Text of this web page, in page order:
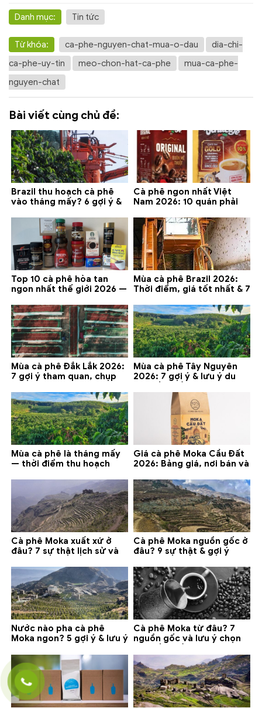
Danh mục: Tin tức
Từ khóa: ca-phe-nguyen-chat-mua-o-dau
dia-chi-
ca-phe-uy-tin
meo-chon-hat-ca-phe
mua-ca-phe-
nguyen-chat
Bài viết cùng chủ đề:
Brazil thu hoạch cà phê
vào tháng mấy? 6 gợi ý &
Cà phê ngon nhất Việt
Nam 2026: 10 quán phải
Lạt
Top 10 cà phê hòa tan
ngon nhất thế giới 2026 —
Mùa cà phê Brazil 2026:
Thời điểm, giá tốt nhất & 7
Mùa cà phê Đắk Lắk 2026:
7 gợi ý tham quan, chụp
Mùa cà phê Tây Nguyên
2026: 7 gợi ý & lưu ý du
Mùa cà phê là tháng mấy
— thời điểm thu hoạch
Giá cà phê Moka Cầu Đất
2026: Bảng giá, nơi bán và
Cà phê Moka xuất xứ ở
đâu? 7 sự thật lịch sử và
Cà phê Moka nguồn gốc ở
đâu? 9 sự thật & gợi ý
Nước nào pha cà phê
Moka ngon? 5 gợi ý & lưu ý
Cà phê Moka từ đâu? 7
nguồn gốc và lưu ý chọn